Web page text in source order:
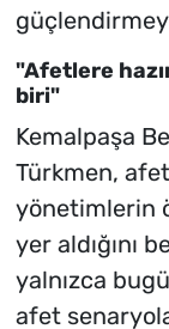
"Afetlere
biri"
Kemalpaşa
Türkmen,
yönetimlerin
yer aldığını
yalnızca
afet